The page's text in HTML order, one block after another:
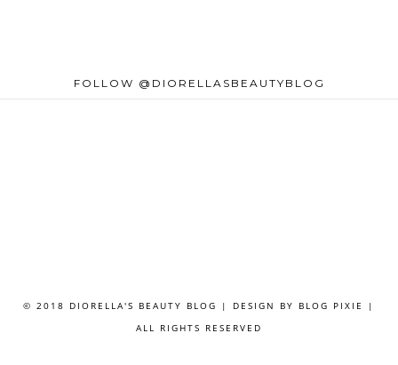
FOLLOW @DIORELLASBEAUTYBLOG
© 2018 DIORELLA'S BEAUTY BLOG | DESIGN BY BLOG PIXIE
|
ALL RIGHTS RESERVED